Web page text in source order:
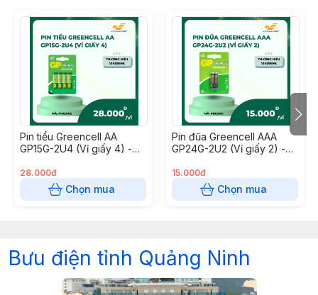
Pin tiểu Greencell AA
GP15G-2U4 (Vỉ giấy 4) -
28.000đ
Chọn mua
Pin đũa Greencell AAA
GP24G-2U2 (Vỉ giấy 2) -
15.000đ
Chọn mua
Bưu điện tỉnh Quảng Ninh